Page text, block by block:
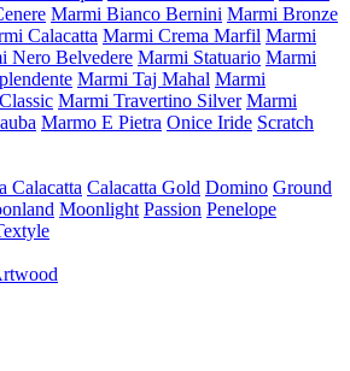
Marmi Bianco Bernini Marmi Bronze
Calacatta Marmi Crema Marfil Marmi
Nero Belvedere Marmi Statuario Marmi
Marmi Taj Mahal Marmi
Marmi Travertino Silver Marmi
Marmo E Pietra Onice Iride Scratch
Calacatta Calacatta Gold Domino Ground
Moonlight Passion Penelope